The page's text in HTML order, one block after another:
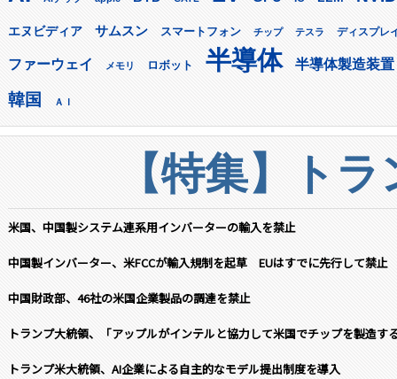
エヌビディア サムスン スマートフォン チップ テスラ ディスプレ
ファーウェイ メモリ ロボット 半導体 半導体製造装置
韓国 ＡＩ
【特集】ト
米国、中国製システム連系用インバーターの輸入を禁止
中国製インバーター、米FCCが輸入規制を起草 EUはすでに先行して禁止
中国財政部、46社の米国企業製品の調達を禁止
トランプ大統領、「アップルがインテルと協力して米国でチップを製造す
トランプ米大統領、AI企業による自主的なモデル提出制度を導入